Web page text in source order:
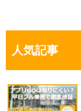
人気記事